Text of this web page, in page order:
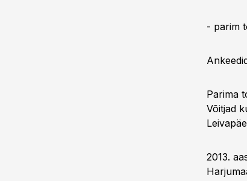
- parim
Parima
Võitjad
2013.